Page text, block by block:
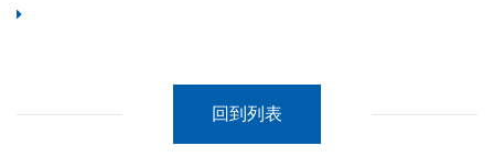
回到列表